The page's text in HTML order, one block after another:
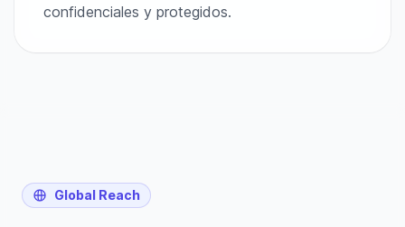
confidenciales y protegidos.
Global Reach